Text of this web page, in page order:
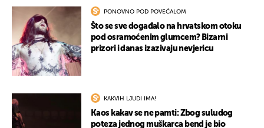
PONOVNO POD POVEĆALOM
Što se sve događalo na hrvatskom otoku
pod osramoćenim glumcem? Bizarni
prizori i danas izazivaju nevjericu
KAKVIH LJUDI IMA!
Kaos kakav se ne pamti: Zbog suludog
poteza jednog muškarca bend je bio